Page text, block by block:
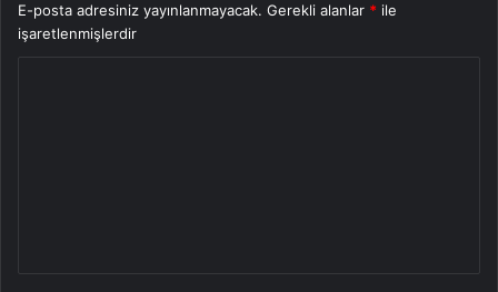
E-posta adresiniz yayınlanmayacak. Gerekli alanlar * ile
işaretlenmişlerdir